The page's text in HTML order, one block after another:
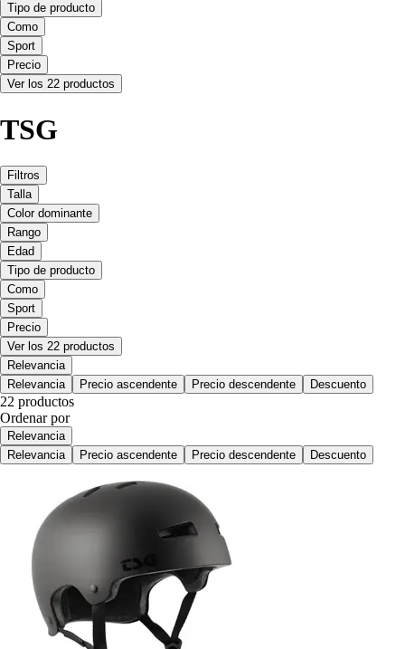
Tipo de producto
Como
Sport
Precio
Ver los 22 productos
TSG
Filtros
Talla
Color dominante
Rango
Edad
Tipo de producto
Como
Sport
Precio
Ver los 22 productos
Relevancia
Relevancia
Precio ascendente Precio descendente Descuento
22 productos
Ordenar por
Relevancia
Relevancia
Precio ascendente Precio descendente Descuento